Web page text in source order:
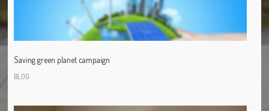
Saving green planet campaign
BLOG